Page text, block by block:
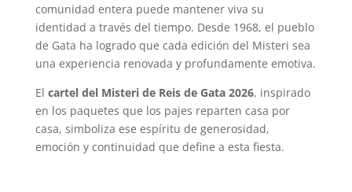
comunidad entera puede mantener viva su
identidad a través del tiempo. Desde 1968, el pueblo
de Gata ha logrado que cada edición del Misteri sea
una experiencia renovada y profundamente emotiva.
El cartel del Misteri de Reis de Gata 2026, inspirado
en los paquetes que los pajes reparten casa por
casa, simboliza ese espíritu de generosidad,
emoción y continuidad que define a esta fiesta.